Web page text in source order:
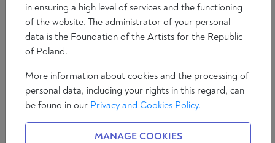
in ensuring a high level of services and the functioning
of the website. The administrator of your personal
data is the Foundation of the Artists for the Republic
of Poland.
More information about cookies and the processing of
personal data, including your rights in this regard, can
be found in our Privacy and Cookies Policy.
MANAGE COOKIES